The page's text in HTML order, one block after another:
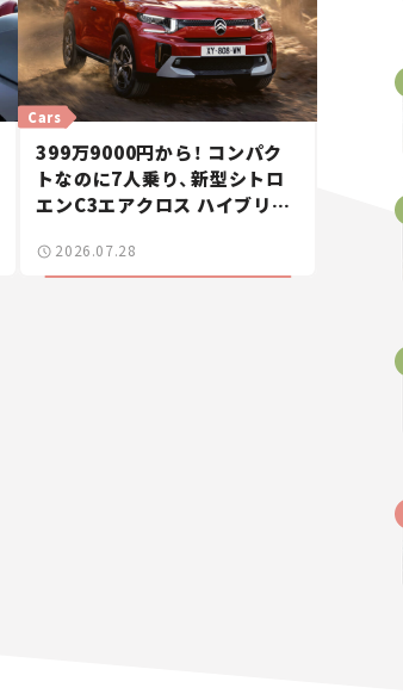
Cars
399万9000円から！ コンパク
トなのに7人乗り、新型シトロ
エンC3エアクロス ハイブリッ
2026.07.28